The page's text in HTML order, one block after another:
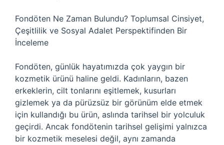
Fondöten Ne Zaman Bulundu? Toplumsal Cinsiyet,
Çeşitlilik ve Sosyal Adalet Perspektifinden Bir
İnceleme
Fondöten, günlük hayatımızda çok yaygın bir
kozmetik ürünü haline geldi. Kadınların, bazen
erkeklerin, cilt tonlarını eşitlemek, kusurları
gizlemek ya da pürüzsüz bir görünüm elde etmek
için kullandığı bu ürün, aslında tarihsel bir yolculuk
geçirdi. Ancak fondötenin tarihsel gelişimi yalnızca
bir kozmetik meselesi değil, aynı zamanda